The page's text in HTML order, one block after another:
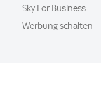
Sky For Business
Werbung schalten